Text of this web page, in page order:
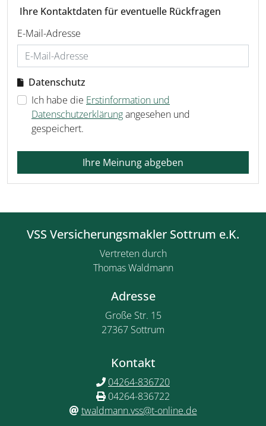
Ihre Kontaktdaten für eventuelle Rückfragen
E-Mail-Adresse
Datenschutz
Ich habe die Erstinformation und
Datenschutzerklärungangesehen und
gespeichert.
Ihre Meinung abgeben
VSS Versicherungsmakler Sottrum e.K.
Vertreten durch
Thomas Waldmann
Adresse
Große Str. 15
27367 Sottrum
Kontakt
04264-836720
04264-836722
twaldmann.vss@t-online.de